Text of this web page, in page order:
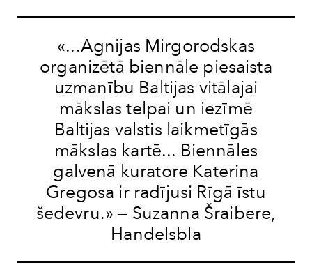
«...Agnijas Mirgorodskas
organizētā biennāle piesaista
uzmanību Baltijas vitālajai
mākslas telpai un iezīmē
Baltijas valstis laikmetīgās
mākslas kartē... Biennāles
galvenā kuratore Katerina
Gregosa ir radījusi Rīgā īstu
šedevru.» — Suzanna Šraibere,
Handelsbla